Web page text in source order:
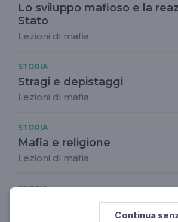
Continua
Lo sviluppo mafioso e la
Stato
Lezioni di mafia
STORIA
Stragi e depistaggi
Lezioni di mafia
STORIA
Mafia e religione
Lezioni di mafia
STORIA